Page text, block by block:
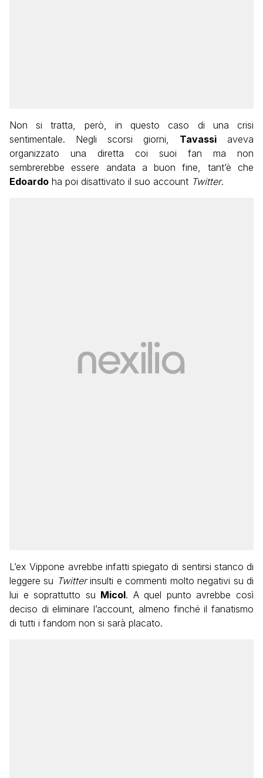
Non si tratta, però, in questo caso di una crisi
sentimentale. Negli scorsi giorni, Tavassi aveva
organizzato una diretta coi suoi fan ma non
sembrerebbe essere andata a buon fine, tant’è che
Edoardo ha poi disattivato il suo account Twitter.
L’ex Vippone avrebbe infatti spiegato di sentirsi stanco di
leggere su Twitterinsulti e commenti molto negativi su di
lui e soprattutto su Micol. A quel punto avrebbe così
deciso di eliminare l’account, almeno finché il fanatismo
di tutti i fandom non si sarà placato.